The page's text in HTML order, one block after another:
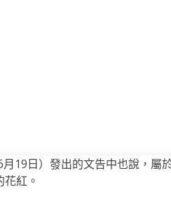
19日）發出的文告中也說，屬
紅。